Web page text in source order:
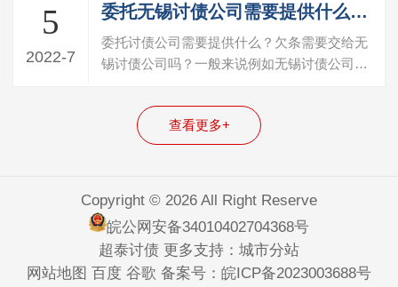
5
2022-7
委托无锡讨债公司需要提供什么证据
委托讨债公司需要提供什么？欠条需要交给无
锡讨债公司吗？一般来说例如无锡讨债公司是
查看更多+
Copyright © 2026 All Right Reserve
皖公网安备34010402704368号
超泰讨债 更多支持： 城市分站
网站地图
百度 谷歌 备案号： 皖ICP备2023003688号